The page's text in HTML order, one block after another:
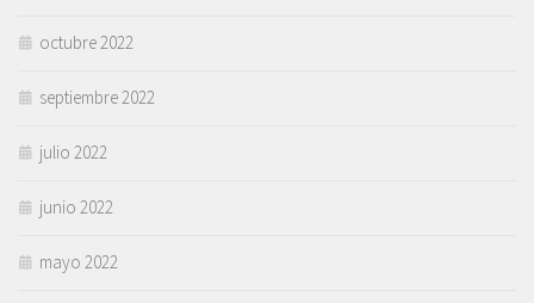
octubre 2022
septiembre 2022
julio 2022
junio 2022
mayo 2022